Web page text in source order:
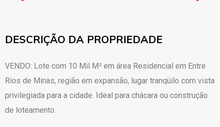
DESCRIÇÃO DA PROPRIEDADE
VENDO: Lote com 10 Mil M² em área Residencial em Entre
Rios de Minas, região em expansão, lugar tranqüilo com vista
privilegiada para a cidade. Ideal para chácara ou construção
de loteamento.